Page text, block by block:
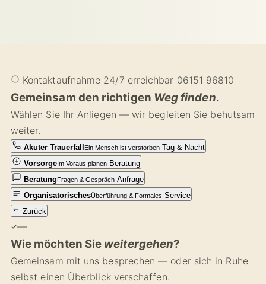
Kontaktaufnahme 24/7 erreichbar 06151 96810
Gemeinsam den richtigen Weg finden.
Wählen Sie Ihr Anliegen — wir begleiten Sie behutsam
weiter.
Akuter Trauerfall Ein Mensch ist verstorben Tag & Nacht
VorsorgeIm Voraus planen Beratung
Beratung Fragen & Gespräch Anfrage
OrganisatorischesÜberführung & Formales Service
Zurück
—
Wie möchten Sie weitergehen?
Gemeinsam mit uns besprechen — oder sich in Ruhe
selbst einen Überblick verschaffen.